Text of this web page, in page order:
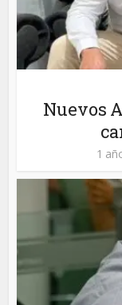
Nuevos
1